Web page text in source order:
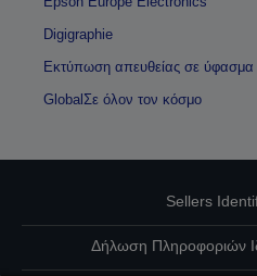
Digigraphie
Εκτύπωση απευθείας σε ύφασμα
GlobalΣε όλον τον κόσμο
Sellers
Δήλωση Πληροφοριών